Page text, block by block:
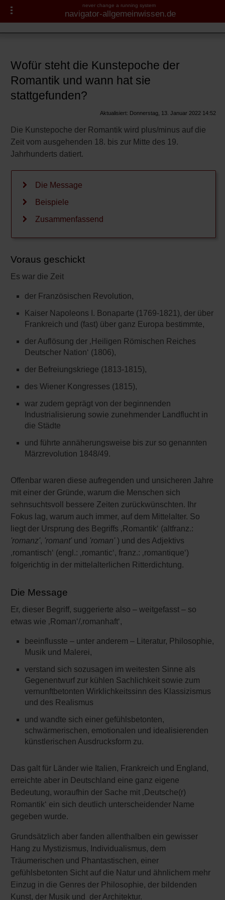
never change a running system
navigator-allgemeinwissen.de
Wofür steht die Kunstepoche der
Romantik und wann hat sie
stattgefunden?
Aktualisiert: Donnerstag, 13. Januar 2022 14:52
Die Kunstepoche der Romantik wird plus/minus auf die
Zeit vom ausgehenden 18. bis zur Mitte des 19.
Jahrhunderts datiert.
Die Message
Beispiele
Zusammenfassend
Voraus geschickt
Es war die Zeit
der Französischen Revolution,
Kaiser Napoleons I. Bonaparte (1769-1821), der über
Frankreich und (fast) über ganz Europa bestimmte,
der Auflösung der ‚Heiligen Römischen Reiches
Deutscher Nation‘ (1806),
der Befreiungskriege (1813-1815),
des Wiener Kongresses (1815),
war zudem geprägt von der beginnenden
Industrialisierung sowie zunehmender Landflucht in
die Städte
und führte annäherungsweise bis zur so genannten
Märzrevolution 1848/49.
Offenbar waren diese aufregenden und unsicheren Jahre
mit einer der Gründe, warum die Menschen sich
sehnsuchtsvoll bessere Zeiten zurückwünschten. Ihr
Fokus lag, warum auch immer, auf dem Mittelalter. So
liegt der Ursprung des Begriffs ‚Romantik‘ (altfranz.:
'romanz', 'romant' und 'roman' ) und des Adjektivs
‚romantisch‘ (engl.: ‚romantic‘, franz.: ‚romantique‘)
folgerichtig in der mittelalterlichen Ritterdichtung.
Die Message
Er, dieser Begriff, suggerierte also – weitgefasst – so
etwas wie ‚Roman‘/‚romanhaft‘,
beeinflusste – unter anderem – Literatur, Philosophie,
Musik und Malerei,
verstand sich sozusagen im weitesten Sinne als
Gegenentwurf zur kühlen Sachlichkeit sowie zum
vernunftbetonten Wirklichkeitssinn des Klassizismus
und des Realismus
und wandte sich einer gefühlsbetonten,
schwärmerischen, emotionalen und idealisierenden
künstlerischen Ausdrucksform zu.
Das galt für Länder wie Italien, Frankreich und England,
erreichte aber in Deutschland eine ganz eigene
Bedeutung, woraufhin der Sache mit ‚Deutsche(r)
Romantik‘ ein sich deutlich unterscheidender Name
gegeben wurde.
Grundsätzlich aber fanden allenthalben ein gewisser
Hang zu Mystizismus, Individualismus, dem
Träumerischen und Phantastischen, einer
gefühlsbetonten Sicht auf die Natur und ähnlichem mehr
Einzug in die Genres der Philosophie, der bildenden
Kunst, der Musik und der Architektur.
Navigator-Medizin.de
► Krankheiten
► Diagnostik & Laborwerte
► Medikamente
► Gesundheitsthemen
Kunstepochen
Romantik
Architektur
Malerei
Literatur
Philosophie